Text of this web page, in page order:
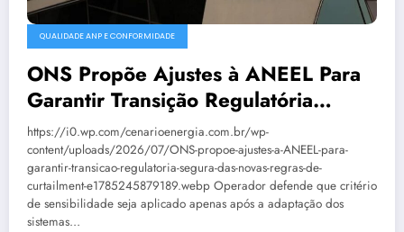
QUALIDADE ANP E CONFORMIDADE
ONS Propõe Ajustes à ANEEL Para
Garantir Transição Regulatória
Segura Das Novas Regras De
Curtailment
https://i0.wp.com/cenarioenergia.com.br/wp-
content/uploads/2026/07/ONS-propoe-ajustes-a-ANEEL-para-
garantir-transicao-regulatoria-segura-das-novas-regras-de-
curtailment-e1785245879189.webp Operador defende que critério
de sensibilidade seja aplicado apenas após a adaptação dos
sistemas…